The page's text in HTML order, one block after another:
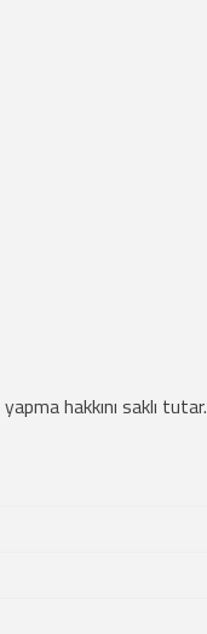
hakkını saklı tutar.